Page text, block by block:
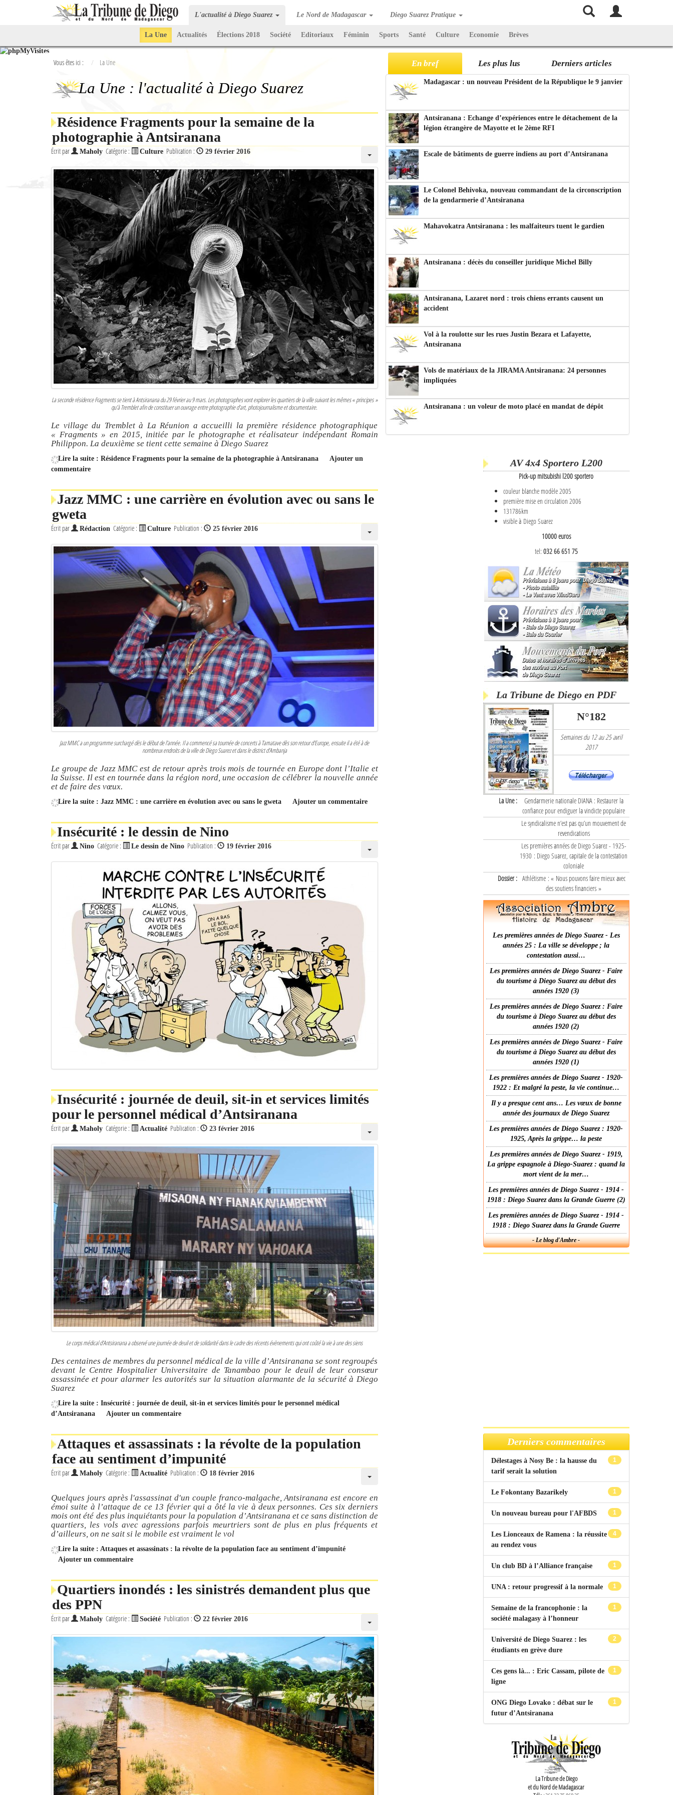
L'actualité à Diego Suarez Le Nord de Madagascar Diego Suarez Pratique
La Une Actualités Élections 2018 Société Editoriaux Féminin Sports Santé Culture Economie Brèves
Vous êtes ici : La Une
La Une : l'actualité à Diego Suarez
Résidence Fragments pour la semaine de la
photographie à Antsiranana
Écrit par Maholy Catégorie : Culture Publication : 29 février 2016
La seconde résidence Fragments se tient à Antsiranana du 29 février au 9 mars. Les photographes vont explorer les quartiers de la ville suivant les mêmes « principes »
qu’à Tremblet afin de constituer un ouvrage entre photographie d’art, photojournalisme et documentaire.
Le village du Tremblet à La Réunion a accueilli la première résidence photographique
« Fragments » en 2015, initiée par le photographe et réalisateur indépendant Romain
Philippon. La deuxième se tient cette semaine à Diego Suarez
Lire la suite : Résidence Fragments pour la semaine de la photographie à Antsiranana
Ajouter un
commentaire
Jazz MMC : une carrière en évolution avec ou sans le
gweta
Écrit par Rédaction Catégorie : Culture Publication : 25 février 2016
Jazz MMC a un programme surchargé dès le début de l'année. Il a commencé sa tournée de concerts à Tamatave dès son retour d'Europe, ensuite il a été à de
nombreux endroits de la ville de Diego Suarez et dans le district d'Ambanja
Le groupe de Jazz MMC est de retour après trois mois de tournée en Europe dont l’Italie et
la Suisse. Il est en tournée dans la région nord, une occasion de célébrer la nouvelle année
et de faire des vœux.
Lire la suite : Jazz MMC : une carrière en évolution avec ou sans le gweta Ajouter un commentaire
Insécurité : le dessin de Nino
Écrit par Nino Catégorie : Le dessin de Nino Publication : 19 février 2016
Insécurité : journée de deuil, sit-in et services limités
pour le personnel médical d’Antsiranana
Écrit par Maholy Catégorie : Actualité Publication : 23 février 2016
Le corps médical d’Antsiranana a observé une journée de deuil et de solidarité dans le cadre des récents évènements qui ont coûté la vie à une des siens
Des centaines de membres du personnel médical de la ville d’Antsiranana se sont regroupés
devant le Centre Hospitalier Universitaire de Tanambao pour le deuil de leur consœur
assassinée et pour alarmer les autorités sur la situation alarmante de la sécurité à Diego
Suarez
Lire la suite : Insécurité : journée de deuil, sit-in et services limités pour le personnel médical
d’Antsiranana
Ajouter un commentaire
Attaques et assassinats : la révolte de la population
face au sentiment d’impunité
Écrit par Maholy Catégorie : Actualité Publication : 18 février 2016
Quelques jours après l'assassinat d'un couple franco-malgache, Antsiranana est encore en
émoi suite à l’attaque de ce 13 février qui a ôté la vie à deux personnes. Ces six derniers
mois ont été des plus inquiétants pour la population d’Antsiranana et ce sans distinction de
quartiers, les vols avec agressions parfois meurtriers sont de plus en plus fréquents et
d’ailleurs, on ne sait si le mobile est vraiment le vol
Lire la suite : Attaques et assassinats : la révolte de la population face au sentiment d’impunité
Ajouter un commentaire
Quartiers inondés : les sinistrés demandent plus que
des PPN
Écrit par Maholy Catégorie : Société Publication : 22 février 2016
En bref Les plus lus Derniers articles
Madagascar : un nouveau Président de la République le 9 janvier
Antsiranana : Echange d’expériences entre le détachement de la
légion étrangère de Mayotte et le 2ème RFI
Escale de bâtiments de guerre indiens au port d’Antsiranana
Le Colonel Behivoka, nouveau commandant de la circonscription
de la gendarmerie d’Antsiranana
Mahavokatra Antsiranana : les malfaiteurs tuent le gardien
Antsiranana : décès du conseiller juridique Michel Billy
Antsiranana, Lazaret nord : trois chiens errants causent un
accident
Vol à la roulotte sur les rues Justin Bezara et Lafayette,
Antsiranana
Vols de matériaux de la JIRAMA Antsiranana: 24 personnes
impliquées
Antsiranana : un voleur de moto placé en mandat de dépôt
AV 4x4 Sportero L200
Pick-up mitsubishi l200 sportero
couleur blanche modèle 2005
première mise en circulation 2006
131786km
visible à Diego Suarez
10000 euros
tel: 032 66 651 75
La Tribune de Diego en PDF
N°182
Semaines du 12 au 25 avril
2017
La Une :
Gendarmerie nationale DIANA : Restaurer la
confiance pour endiguer la vindicte populaire
Le syndicalisme n’est pas qu’un mouvement de
revendications
Les premières années de Diego Suarez - 1925-
1930 : Diego Suarez, capitale de la contestation
coloniale
Dossier : Athlétisme : « Nous pouvons faire mieux avec
des soutiens financiers »
Les premières années de Diego Suarez - Les
années 25 : La ville se développe ; la
contestation aussi…
Les premières années de Diego Suarez - Faire
du tourisme à Diego Suarez au début des
années 1920 (3)
Les premières années de Diego Suarez : Faire
du tourisme à Diego Suarez au début des
années 1920 (2)
Les premières années de Diego Suarez - Faire
du tourisme à Diego Suarez au début des
années 1920 (1)
Les premières années de Diego Suarez - 1920-
1922 : Et malgré la peste, la vie continue…
Il y a presque cent ans… Les vœux de bonne
année des journaux de Diego Suarez
Les premières années de Diego Suarez : 1920-
1925, Après la grippe… la peste
Les premières années de Diego Suarez - 1919,
La grippe espagnole à Diego-Suarez : quand la
mort vient de la mer…
Les premières années de Diego Suarez - 1914 -
1918 : Diego Suarez dans la Grande Guerre (2)
Les premières années de Diego Suarez - 1914 -
1918 : Diego Suarez dans la Grande Guerre
- Le blog d'Ambre -
Derniers commentaires
1
Délestages à Nosy Be : la hausse du
tarif serait la solution
1
Le Fokontany Bazarikely
1
Un nouveau bureau pour l'AFBDS
4
Les Lionceaux de Ramena : la réussite
au rendez vous
1
Un club BD à l’Alliance française
1
UNA : retour progressif à la normale
1
Semaine de la francophonie : la
société malagasy à l’honneur
2
Université de Diego Suarez : les
étudiants en grève dure
1
Ces gens là... : Eric Cassam, pilote de
ligne
1
ONG Diego Lovako : débat sur le
futur d’Antsiranana
La Tribune de Diego
et du Nord de Madagascar